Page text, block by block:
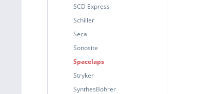
SCD Express
Schiller
Seca
Sonosite
Spacelaps
Stryker
SynthesBohrer